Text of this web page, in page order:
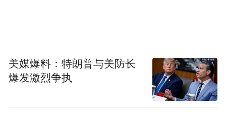
美媒爆料：特朗普与美防长
爆发激烈争执